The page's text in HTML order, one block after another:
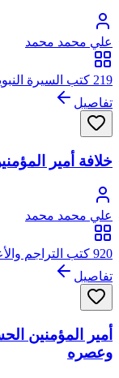
علي محمد محمد
219 كتب السيرة النبوية
تفاصيل
خلافة أمير
علي محمد محمد
920 كتب التراجم والأعلام
تفاصيل
أمير المؤمنين
وعصره